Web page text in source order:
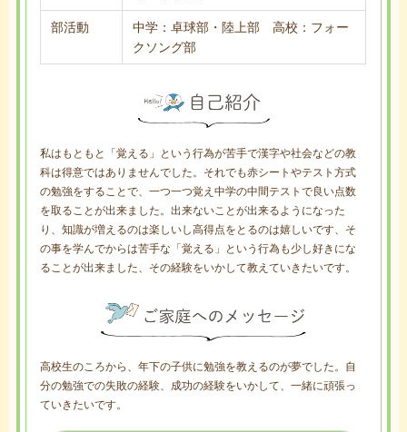
部活動
中学：卓球部・陸上部 高校：フォー
クソング部
私はもともと「覚える」という行為が苦手で漢字や社会などの教
科は得意ではありませんでした。それでも赤シートやテスト方式
の勉強をすることで、一つ一つ覚え中学の中間テストで良い点数
を取ることが出来ました。出来ないことが出来るようになった
り、知識が増えるのは楽しいし高得点をとるのは嬉しいです、そ
の事を学んでからは苦手な「覚える」という行為も少し好きにな
ることが出来ました、その経験をいかして教えていきたいです。
高校生のころから、年下の子供に勉強を教えるのが夢でした。自
分の勉強での失敗の経験、成功の経験をいかして、一緒に頑張っ
ていきたいです。